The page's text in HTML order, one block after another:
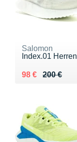
Salomon
Index.01 Herren
200 €
Au lieu de 200 €
98 €
Vendu 98 €